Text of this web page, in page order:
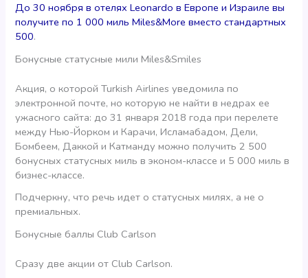
До 30 ноября в отелях Leonardo в Европе и Израиле вы
получите по 1 000 миль Miles&More вместо стандартных
500.
Бонусные статусные мили Miles&Smiles
Акция, о которой Turkish Airlines уведомила по
электронной почте, но которую не найти в недрах ее
ужасного сайта: до 31 января 2018 года при перелете
между Нью-Йорком и Карачи, Исламабадом, Дели,
Бомбеем, Даккой и Катманду можно получить 2 500
бонусных статусных миль в эконом-классе и 5 000 миль в
бизнес-классе.
Подчеркну, что речь идет о статусных милях, а не о
премиальных.
Бонусные баллы Club Carlson
Сразу две акции от Club Carlson.